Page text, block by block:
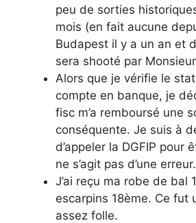
peu de sorties
mois (en fait aucune
Budapest il y a un an et
sera shooté par
Alors que je vérifie le
compte en banque, je
fisc m’a remboursé une
conséquente. Je suis à
d’appeler la DGFIP pour
ne s’agit pas d’une erreur.
J’ai reçu ma robe de bal
escarpins 18ème. Ce fut
assez folle.